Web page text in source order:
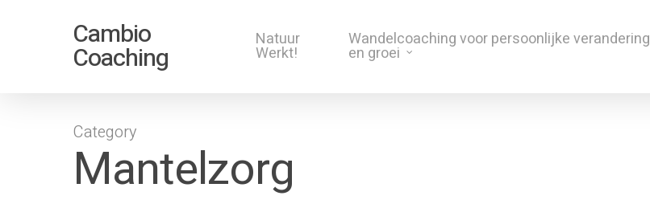
Cambio
Coaching
Natuur
Werkt!
Wandelcoaching voor persoonlijke verandering
en groei
Category
Mantelzorg